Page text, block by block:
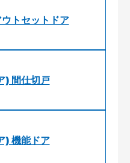
トセットドア
) 間仕切戸
) 機能ドア